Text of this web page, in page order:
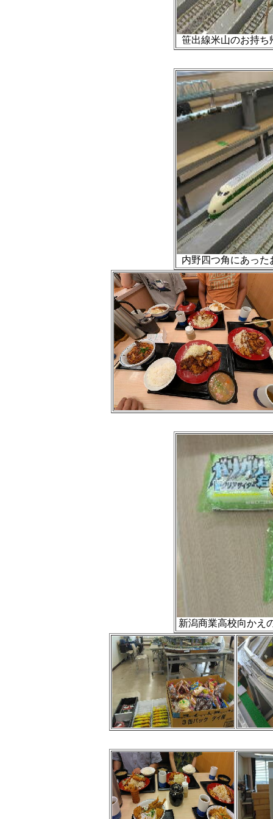
笹出線米山のお持ち
内野四つ角にあっ
新潟商業高校向かえ